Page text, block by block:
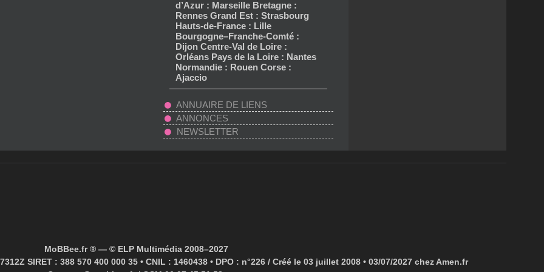
d’Azur : Marseille Bretagne :
Rennes Grand Est : Strasbourg
Hauts-de-France : Lille
Bourgogne–Franche-Comté :
Dijon Centre-Val de Loire :
Orléans Pays de la Loire : Nantes
Normandie : Rouen Corse :
Ajaccio
ANNUAIRE DE LIENS
ANNONCES
NEWSLETTER
MoBBee.fr ® — © ELP Multimédia 2008–2027
SIRET : 388 570 400 000 35 • CNIL : 1460438 • DPO : n°226 / Créé le 03 juillet 2008 • 03/07/2027 chez Amen.fr